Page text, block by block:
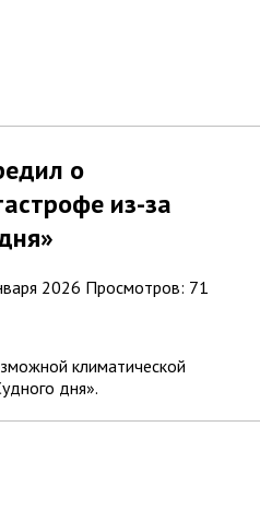
о
из-за
2026 Просмотров: 71
климатической
дня».